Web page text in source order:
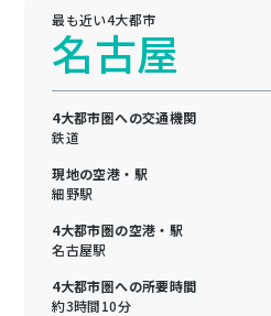
最も近い4大都市
名古屋
4大都市圏への交通機関
鉄道
現地の空港・駅
細野駅
4大都市圏の空港・駅
名古屋駅
4大都市圏への所要時間
約3時間10分